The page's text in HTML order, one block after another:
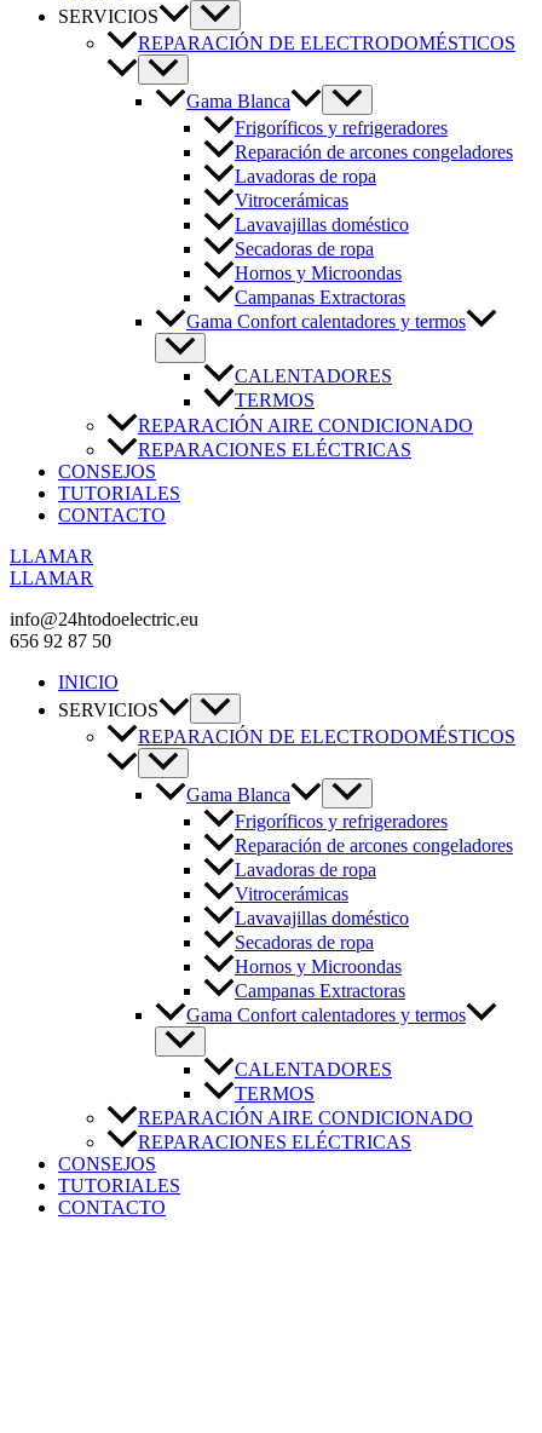
SERVICIOS
REPARACIÓN DE ELECTRODOMÉSTICOS
Gama Blanca
Frigoríficos y refrigeradores
Reparación de arcones congeladores
Lavadoras de ropa
Vitrocerámicas
Lavavajillas doméstico
Secadoras de ropa
Hornos y Microondas
Campanas Extractoras
Gama Confort calentadores y termos
CALENTADORES
TERMOS
REPARACIÓN AIRE CONDICIONADO
REPARACIONES ELÉCTRICAS
CONSEJOS
TUTORIALES
CONTACTO
LLAMAR
LLAMAR
info@24htodoelectric.eu
656 92 87 50
INICIO
SERVICIOS
REPARACIÓN DE ELECTRODOMÉSTICOS
Gama Blanca
Frigoríficos y refrigeradores
Reparación de arcones congeladores
Lavadoras de ropa
Vitrocerámicas
Lavavajillas doméstico
Secadoras de ropa
Hornos y Microondas
Campanas Extractoras
Gama Confort calentadores y termos
CALENTADORES
TERMOS
REPARACIÓN AIRE CONDICIONADO
REPARACIONES ELÉCTRICAS
CONSEJOS
TUTORIALES
CONTACTO